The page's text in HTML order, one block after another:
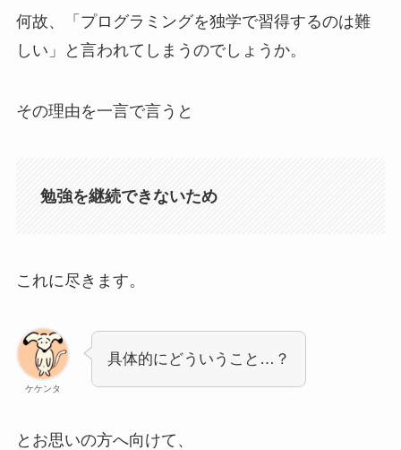
何故、「プログラミングを独学で習得するのは難
しい」と言われてしまうのでしょうか。
その理由を一言で言うと
勉強を継続できないため
これに尽きます。
ケケンタ
具体的にどういうこと…？
とお思いの方へ向けて、